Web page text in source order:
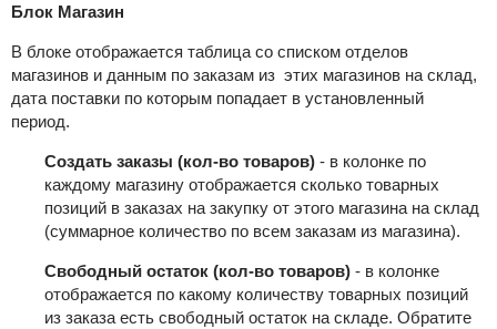
Блок Магазин
В блоке отображается таблица со списком отделов
магазинов и данным по заказам из этих магазинов на склад,
дата поставки по которым попадает в установленный
период.
Создать заказы (кол-во товаров) - в колонке по
каждому магазину отображается сколько товарных
позиций в заказах на закупку от этого магазина на склад
(суммарное количество по всем заказам из магазина).
Свободный остаток (кол-во товаров) - в колонке
отображается по какому количеству товарных позиций
из заказа есть свободный остаток на складе. Обратите